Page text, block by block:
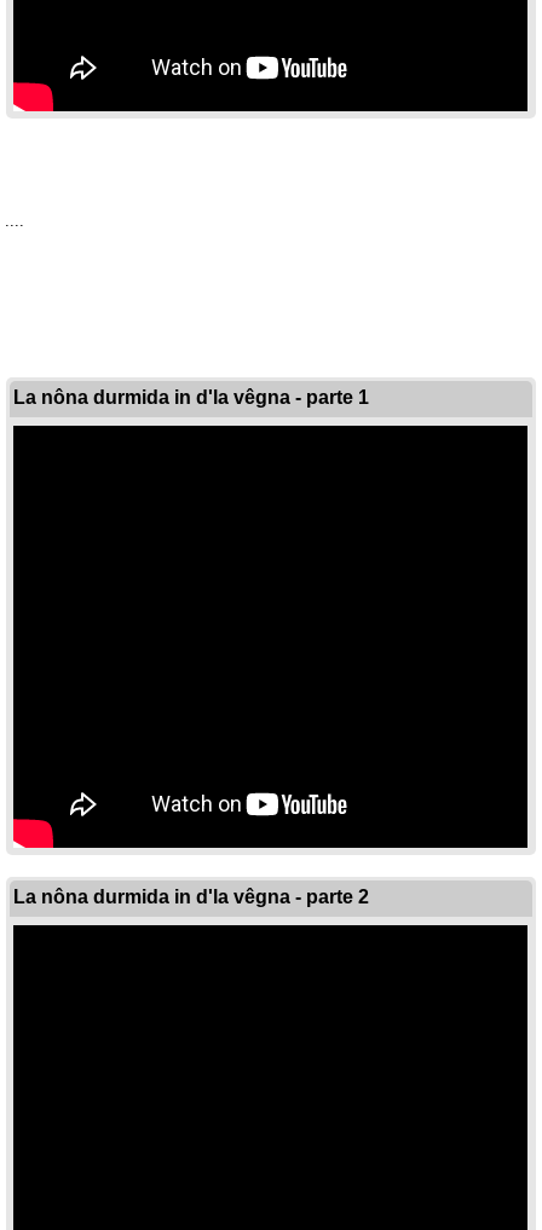
....
La nôna durmida in d'la vêgna - parte 1
La nôna durmida in d'la vêgna - parte 2